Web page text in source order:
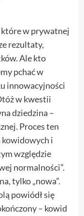
które w prywatnej
rezultaty,
Ale kto
pchać w
innowacyjności
w kwestii
dziedzina –
Proces ten
kowidowych i
względzie
normalności”.
tylko „nowa”.
powiódł się
– kowid